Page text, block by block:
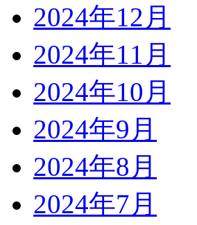
2024年12月
2024年11月
2024年10月
2024年9月
2024年8月
2024年7月